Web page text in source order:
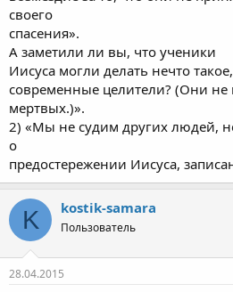
своего
спасения».
А заметили ли вы, что ученики
Иисуса могли делать нечто
современные целители? (Они не
мертвых.)».
2) «Мы не судим других людей,
о
предостережении Иисуса,
K kostik-samara
Пользователь
28.04.2015